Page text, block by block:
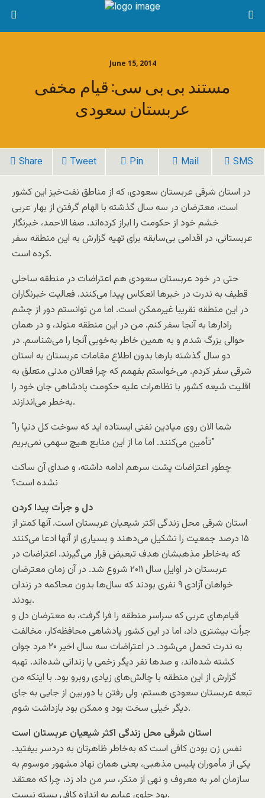
June 15, 2014
مستند بی بی سی: قیام مخفی
عربستان سعودی
Share Tweet Pin Mail SMS
در استان شرقی عربستان سعودی، که از مناطق نفت‌خیز این کشور
است، معترضان در سه سال گذشته با الهام گرفتن از بهار عربی
خشم خود از حکومت را ابراز کرده‌اند. صفا الاحمد، خبرنگار
عربستانی، در اقدامی بی‌سابقه برای تهیه گزارش به این منطقه سفر
کرده است.
حتی در خود عربستان سعودی هم اعتراضات در منطقه ساحلی
قطیف به ندرت در خبرها انعکاس پیدا می‌کنند. فعالیت خبرنگاران
در این منطقه تقریبا غیرممکن است. اما من توانستم دور از چشم
رادارها به آنجا سفر کنم. من در این منطقه متولد، و در همان
حوالی بزرگ شدم و به همین خاطر به‌خوبی آنجا را می‌شناسم. در
دو سال گذشته بارها بدون اطلاع مقامات عربستان به استان
شرقی سفر کردم. می‌خواستم بفهمم که چرا فعالان مدنی متعلق به
اقلیت شیعه کشور با تظاهرات علیه حکومت پادشاهی جان خود را
به‌خطر می‌اندازند.
“شما الان روی میادین نفتی ایستاده اید که سوخت کل دنیا را
تأمین می‌کنند. اما ما از این منابع هیچ سهمی نمی‌بریم”
چطور اعتراضات پشت سرهم ادامه داشته، و صدای آن ساکت
نشده است؟
دل و جرأت پیدا کردن
استان شرقی محل زندگی اکثر شیعیان عربستان است. آنها کمتر از
۱۵ درصد جمعیت را تشکیل می‌دهند و بسیاری از آنها ادعا می‌کنند
که به‌خاطر مذهبشان هدف تبعیض قرار می‌گیرند. اعتراضات در
عربستان در اوایل سال ۲۰۱۱ شروع شد. در آن زمان معترضان
خواهان آزادی ۹ نفری بودند که سال‌ها بدون محاکمه در زندان
بودند.
قیام‌های عربی که سراسر منطقه را فرا گرفت، به معترضان دل و
جرأت بیشتری داد، اما در این کشور پادشاهی محافظه‌کار، مخالفت
به ندرت تحمل می‌شود. در اعتراضات سه سال اخیر ۲۰ مرد جوان
کشته شده‌اند، و صدها نفر دیگر زخمی یا زندانی شده‌اند. تهیه
گزارش از این منطقه با چالش‌های زیادی روبرو بود. با اینکه من
تبعه عربستان سعودی هستم، ولی رفتن با دوربین از جایی به جای
دیگر خیلی سخت بود و ممکن بود بازداشت شوم.
استان شرقی محل زندگی اکثر شیعیان عربستان است
نفس زن بودن کافی است که به‌خاطر ظاهرتان به دردسر بیفتید.
یکی از مأموران پلیس مذهبی، یعنی همان نهاد مشهور موسوم به
سازمان امر به معروف و نهی از منکر، سر من داد زد، چرا که معتقد